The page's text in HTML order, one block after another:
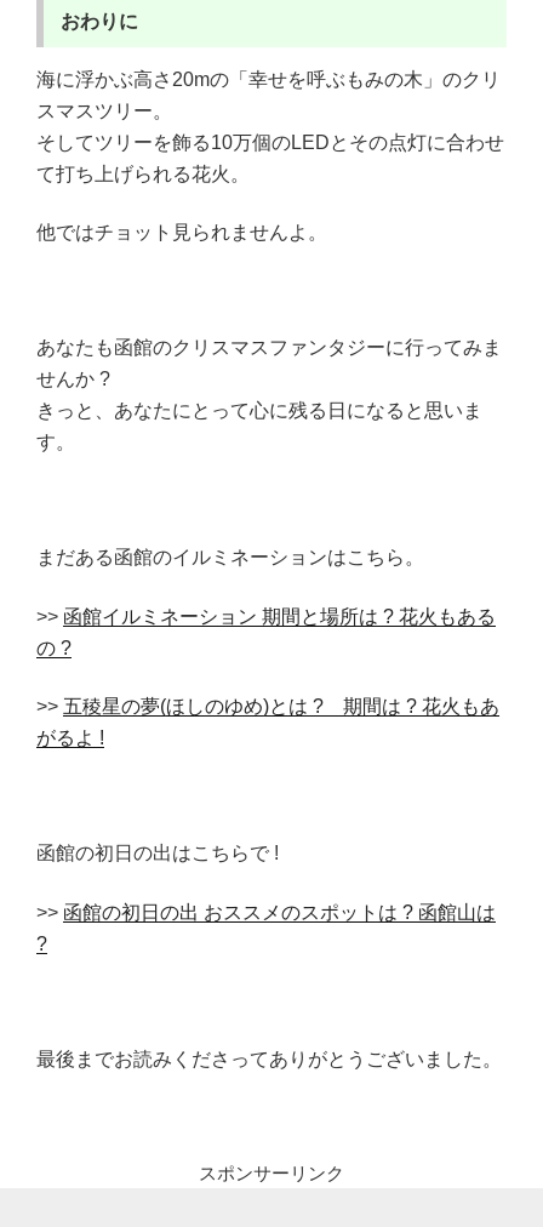
おわりに
海に浮かぶ高さ20mの「幸せを呼ぶもみの木」のクリ
スマスツリー。
そしてツリーを飾る10万個のLEDとその点灯に合わせ
て打ち上げられる花火。
他ではチョット見られませんよ。
あなたも函館のクリスマスファンタジーに行ってみま
せんか ?
きっと、あなたにとって心に残る日になると思いま
す。
まだある函館のイルミネーションはこちら。
>> 函館イルミネーション 期間と場所は ? 花火もある
の ?
>> 五稜星の夢(ほしのゆめ)とは ? 期間は ? 花火もあ
がるよ !
函館の初日の出はこちらで !
>> 函館の初日の出 おススメのスポットは ? 函館山は
?
最後までお読みくださってありがとうございました。
スポンサーリンク